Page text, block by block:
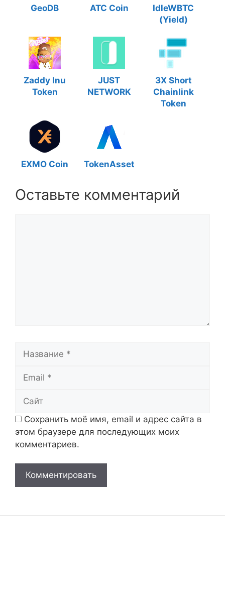
GeoDB ATC Coin
IdleWBTC
(Yield)
Zaddy Inu
Token
JUST
NETWORK
3X Short
Chainlink
Token
EXMO Coin TokenAsset
Оставьте комментарий
Сохранить моё имя, email и адрес сайта в
этом браузере для последующих моих
комментариев.